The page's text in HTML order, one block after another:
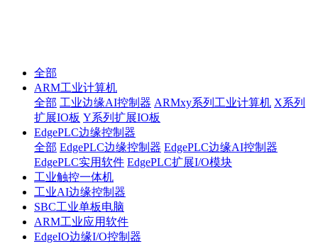
全部
ARM工业计算机
全部 工业边缘AI控制器 ARMxy系列工业计算机 X系列
扩展IO板 Y系列扩展IO板
EdgePLC边缘控制器
全部 EdgePLC边缘控制器 EdgePLC边缘AI控制器
EdgePLC实用软件 EdgePLC扩展I/O模块
工业触控一体机
工业AI边缘控制器
SBC工业单板电脑
ARM工业应用软件
EdgeIO边缘I/O控制器